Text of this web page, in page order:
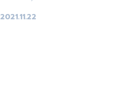
2021.11.22